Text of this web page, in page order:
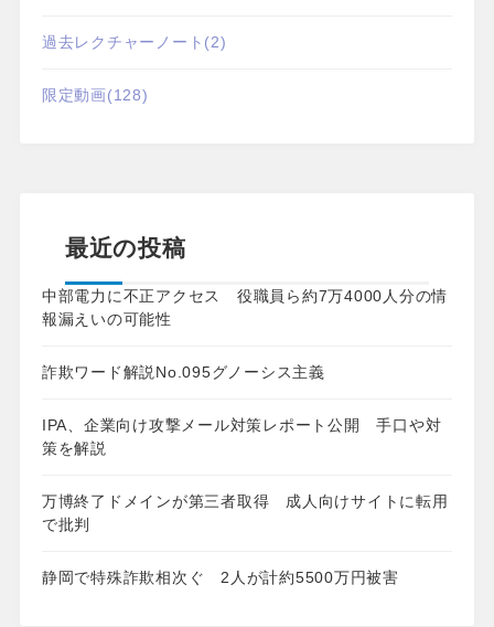
過去レクチャーノート (2)
限定動画(128)
最近の投稿
中部電力に不正アクセス 役職員ら約7万4000人分の情
報漏えいの可能性
詐欺ワード解説No.095グノーシス主義
IPA、企業向け攻撃メール対策レポート公開 手口や対
策を解説
万博終了ドメインが第三者取得 成人向けサイトに転用
で批判
静岡で特殊詐欺相次ぐ 2人が計約5500万円被害